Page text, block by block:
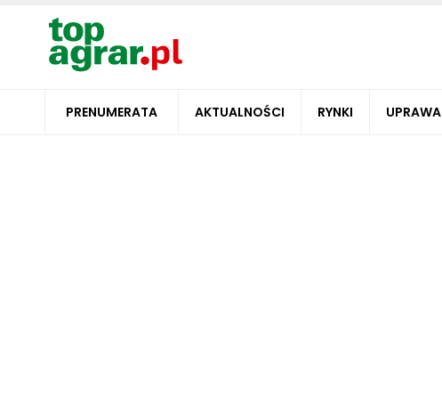
PRENUMERATA AKTUALNOŚCI RYNKI UPRAWA